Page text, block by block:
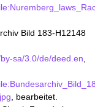
Bild 183-H12148
sa/3.0/de/deed.en
, bearbeitet.